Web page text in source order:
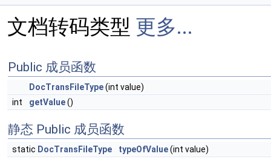
文档转码类型 更多...
Public 成员函数
DocTransFileType(int value)
int
getValue()
静态 Public 成员函数
static DocTransFileType typeOfValue(int value)